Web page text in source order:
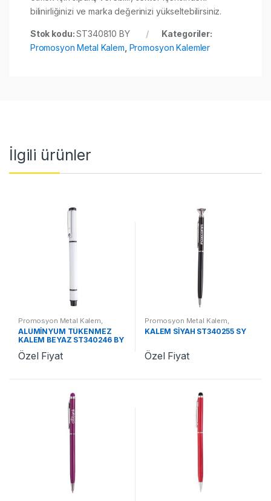
bilinirliğinizi ve marka değerinizi yükseltebilirsiniz.
Stok kodu:ST340810 BY
Kategoriler:
Promosyon Metal Kalem Promosyon Kalemler
İlgili ürünler
Promosyon Metal Kalem
Promosyon Kalemler
ALÜMİNYUM TÜKENMEZ
KALEM BEYAZ ST340246 BY
Özel Fiyat
Promosyon Metal Kalem
Promosyon Kalemler
KALEM SİYAH ST340255 SY
Özel Fiyat